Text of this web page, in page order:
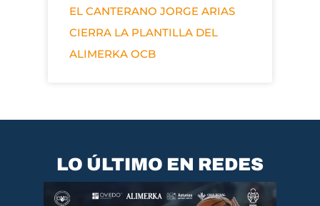
EL CANTERANO JORGE ARIAS
CIERRA LA PLANTILLA DEL
ALIMERKA OCB
LO ÚLTIMO EN REDES